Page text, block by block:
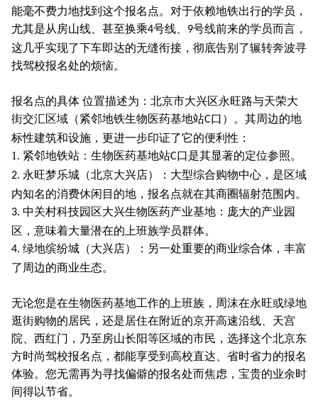
能毫不费力地找到这个报名点。对于依赖地铁出行的学员，
尤其是从房山线、甚至换乘4号线、 9号线前来的学员而言，
这几乎实现了下车即达的无缝衔接，彻底告别了辗转奔波寻
找驾校报名处的烦恼。
报名点的具体 位置描述为：北京市大兴区永旺路与天荣大
街交汇区域（紧邻地铁生物医药基地站C口）。其周边的地
标性建筑和设施，更进一步印证了它的便利性：
1. 紧邻地铁站：生物医药基地站C口是其显著的定位参照。
2. 永旺梦乐城（北京大兴店）：大型综合购物中心，是区域
内知名的消费休闲目的地，报名点就在其商圈辐射范围内。
3. 中关村科技园区大兴生物医药产业基地：庞大的产业园
区，意味着大量潜在的上班族学员群体。
4. 绿地缤纷城（大兴店）：另一处重要的商业综合体，丰富
了周边的商业生态。
无论您是在生物医药基地工作的上班族，周沫在永旺或绿地
逛街购物的居民，还是居住在附近的京开高速沿线、天宫
院、西红门，乃至房山长阳等区域的市民，选择这个北京东
方时尚驾校报名点，都能享受到高校直达、省时省力的报名
体验。您无需再为寻找偏僻的报名处而焦虑，宝贵的业余时
间得以节省。